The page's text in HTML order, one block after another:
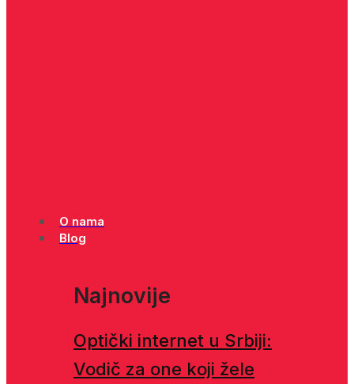
O nama
Blog
Najnovije
Optički internet u Srbiji:
Vodič za one koji žele